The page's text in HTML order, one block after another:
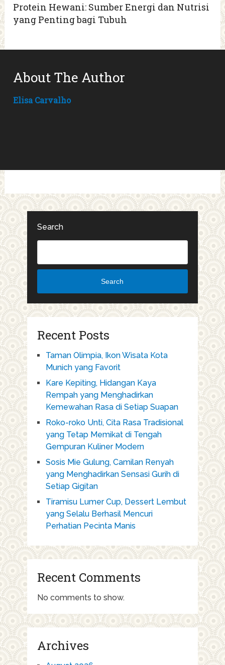
Protein Hewani: Sumber Energi dan Nutrisi
yang Penting bagi Tubuh
About The Author
Elisa Carvalho
Search
Search
Recent Posts
Taman Olimpia, Ikon Wisata Kota
Munich yang Favorit
Kare Kepiting, Hidangan Kaya
Rempah yang Menghadirkan
Kemewahan Rasa di Setiap Suapan
Roko-roko Unti, Cita Rasa Tradisional
yang Tetap Memikat di Tengah
Gempuran Kuliner Modern
Sosis Mie Gulung, Camilan Renyah
yang Menghadirkan Sensasi Gurih di
Setiap Gigitan
Tiramisu Lumer Cup, Dessert Lembut
yang Selalu Berhasil Mencuri
Perhatian Pecinta Manis
Recent Comments
No comments to show.
Archives